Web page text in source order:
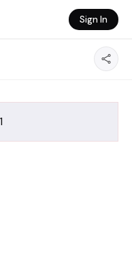
Sign In